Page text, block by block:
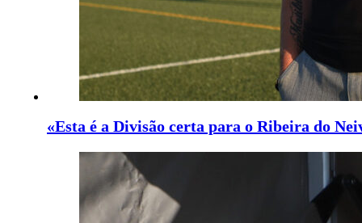
«Esta é a Divisão certa para o Ribeira do